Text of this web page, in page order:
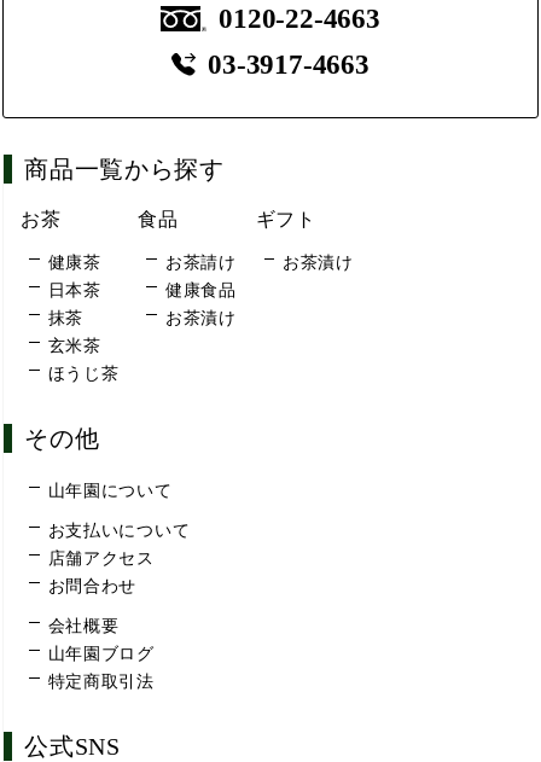
0120-22-4663
03-3917-4663
商品一覧から探す
お茶
健康茶
日本茶
抹茶
玄米茶
ほうじ茶
食品
お茶請け
健康食品
お茶漬け
ギフト
お茶漬け
その他
山年園について
お支払いについて
店舗アクセス
お問合わせ
会社概要
山年園ブログ
特定商取引法
公式SNS